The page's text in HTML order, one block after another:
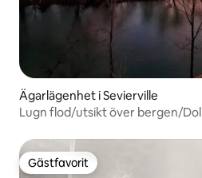
Ägarlägenhet i Sevierville
Lugn flod/utsikt över bergen/
Gästfavorit
Gästfavorit